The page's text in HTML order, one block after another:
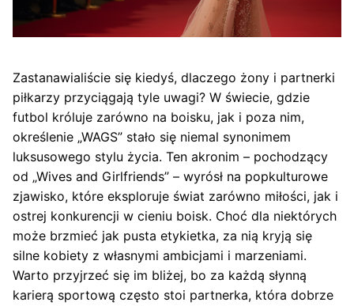
Zastanawialiście się kiedyś, dlaczego żony i partnerki
piłkarzy przyciągają tyle uwagi? W świecie, gdzie
futbol króluje zarówno na boisku, jak i poza nim,
określenie „WAGS” stało się niemal synonimem
luksusowego stylu życia. Ten akronim – pochodzący
od „Wives and Girlfriends” – wyrósł na popkulturowe
zjawisko, które eksploruje świat zarówno miłości, jak i
ostrej konkurencji w cieniu boisk. Choć dla niektórych
może brzmieć jak pusta etykietka, za nią kryją się
silne kobiety z własnymi ambicjami i marzeniami.
Warto przyjrzeć się im bliżej, bo za każdą słynną
karierą sportową często stoi partnerka, która dobrze